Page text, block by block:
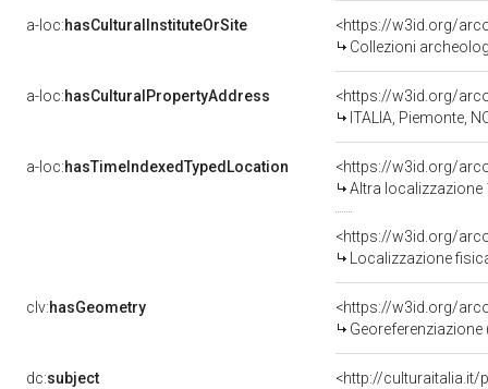
a-loc:hasCulturalInstituteOrSite
<https://w3id.org/
Collezioni
a-loc:hasCulturalPropertyAddress
<https://w3id.org/
ITALIA, Piemonte,
a-loc:hasTimeIndexedTypedLocation
<https://w3id.org/
Altra localizzazione
<https://w3id.org/
Localizzazione
clv:hasGeometry
<https://w3id.org/
dc:subject <http://culturaitalia.it/